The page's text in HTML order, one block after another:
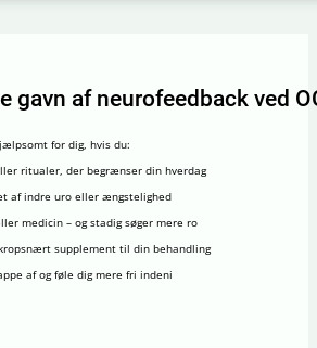
gavn af neurofeedback ved
for dig, hvis du:
ritualer, der begrænser din hverdag
af indre uro eller ængstelighed
medicin – og stadig søger mere ro
supplement til din behandling
af og føle dig mere fri indeni